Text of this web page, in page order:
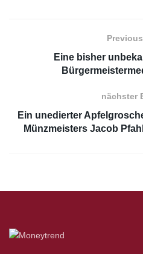
Eine bisher
nächster
Ein unedierter
Münzmeisters Jacob